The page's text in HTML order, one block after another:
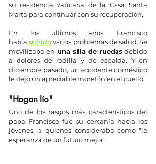
su residencia vaticana de la Casa Santa
Marta para continuar con su recuperación.
En los últimos años, Francisco
había sufrido varios problemas de salud. Se
movilizaba en una silla de ruedas debido
a dolores de rodilla y de espalda. Y en
diciembre pasado, un accidente doméstico
le dejó un apreciable moretón en el cuello.
"Hagan lío"
Uno de los rasgos más característicos del
papa Francisco fue su cercanía hacia los
jóvenes, a quienes consideraba como "la
esperanza de un futuro mejor".